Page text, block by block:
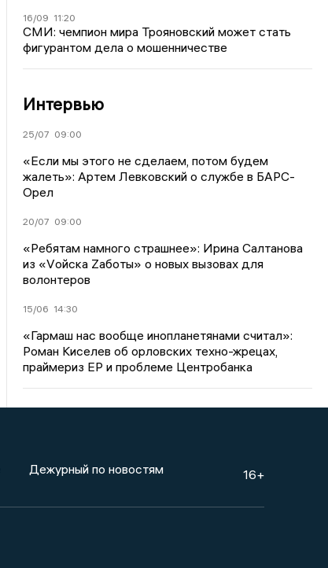
16/09 11:20
СМИ: чемпион мира Трояновский может стать
фигурантом дела о мошенничестве
Интервью
25/07 09:00
«Если мы этого не сделаем, потом будем
жалеть»: Артем Левковский о службе в БАРС-
Орел
20/07 09:00
«Ребятам намного страшнее»: Ирина Салтанова
из «Vойска Zаботы» о новых вызовах для
волонтеров
15/06 14:30
«Гармаш нас вообще инопланетянами считал»:
Роман Киселев об орловских техно-жрецах,
праймериз ЕР и проблеме Центробанка
Дежурный по новостям 16+